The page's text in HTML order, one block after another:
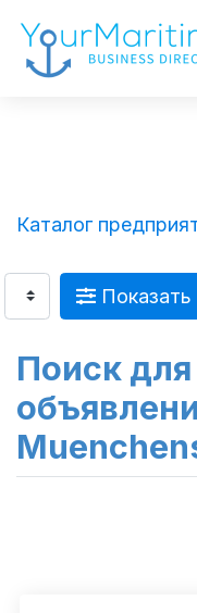
Каталог
Показать
Поиск для